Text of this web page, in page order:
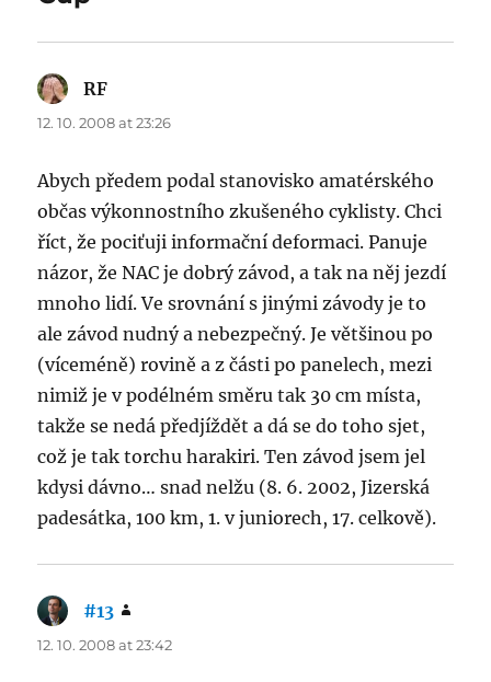
RF
12. 10. 2008 at 23:26
Abych předem podal stanovisko amatérského
občas výkonnostního zkušeného cyklisty. Chci
říct, že pociťuji informační deformaci. Panuje
názor, že NAC je dobrý závod, a tak na něj jezdí
mnoho lidí. Ve srovnání s jinými závody je to
ale závod nudný a nebezpečný. Je většinou po
(víceméně) rovině a z části po panelech, mezi
nimiž je v podélném směru tak 30 cm místa,
takže se nedá předjíždět a dá se do toho sjet,
což je tak torchu harakiri. Ten závod jsem jel
kdysi dávno… snad nelžu (8. 6. 2002, Jizerská
padesátka, 100 km, 1. v juniorech, 17. celkově).
#13
12. 10. 2008 at 23:42